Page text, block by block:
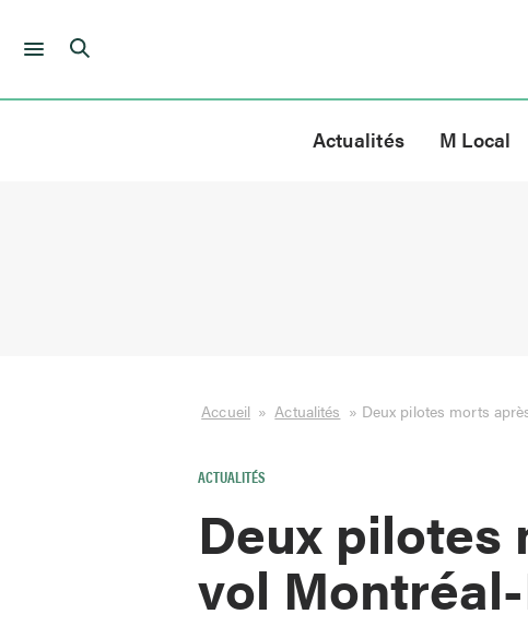
Skip
Actualités M Local
Accueil » Actualités » Deux pilotes morts
ACTUALITÉS
Deux pilotes
vol